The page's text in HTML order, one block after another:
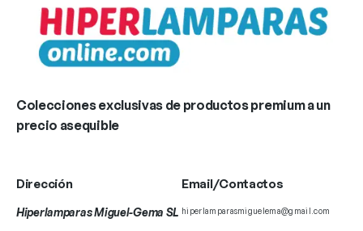
Colecciones exclusivas de productos premium a un
precio asequible
Dirección
Hiperlamparas Miguel-Gema SL
Email/Contactos
hiperlamparasmiguelema@gmail.com